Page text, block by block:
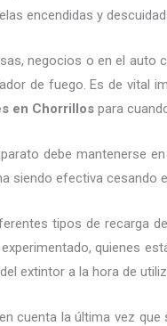
encendidas y
negocios o en el auto
de fuego. Es de vital
en Chorrillos para
debe mantenerse
siendo efectiva cesando
tipos de recarga de
quienes
extintor a la hora de
cuenta la última vez